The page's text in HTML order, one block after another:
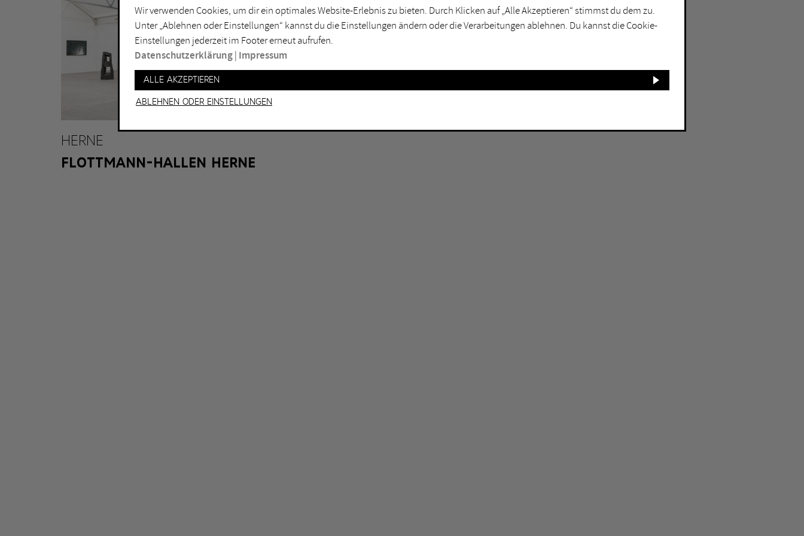
Lichtkunst
Performance
Skulptur
Duisburg
Essen
Hagen
Hamm
Mülheim an der Ruhr
Oberhausen
Unna
Witten
HERNE
FLOTTMANN-HALLEN HERNE
Wir verwenden Cookies, um dir ein optimales Website-Erlebnis zu bieten. Durch Klicken auf „Alle Akzeptieren“ stimmst du dem zu.
Unter „Ablehnen oder Einstellungen“ kannst du die Einstellungen ändern oder die Verarbeitungen ablehnen. Du kannst die Cookie-
Einstellungen jederzeit im Footer erneut aufrufen.
Datenschutzerklärung| Impressum
Alle akzeptieren
Ablehnen oder Einstellungen